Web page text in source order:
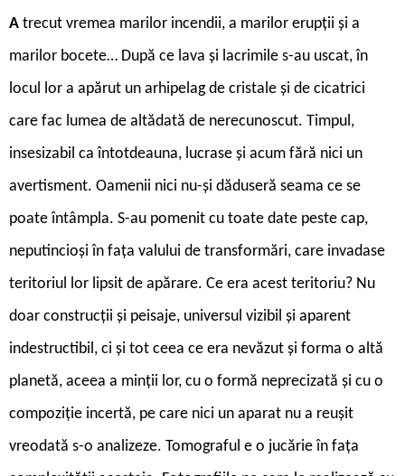
A trecut vremea marilor incendii, a marilor erupții și a
marilor bocete… După ce lava și lacrimile s-au uscat, în
locul lor a apărut un arhipelag de cristale și de cicatrici
care fac lumea de altădată de nerecunoscut. Timpul,
insesizabil ca întotdeauna, lucrase și acum fără nici un
avertisment. Oamenii nici nu-și dăduseră seama ce se
poate întâmpla. S-au pomenit cu toate date peste cap,
neputincioși în fața valului de transformări, care invadase
teritoriul lor lipsit de apărare. Ce era acest teritoriu? Nu
doar construcții și peisaje, universul vizibil și aparent
indestructibil, ci și tot ceea ce era nevăzut și forma o altă
planetă, aceea a minții lor, cu o formă neprecizată și cu o
compoziție incertă, pe care nici un aparat nu a reușit
vreodată s-o analizeze. Tomograful e o jucărie în fața